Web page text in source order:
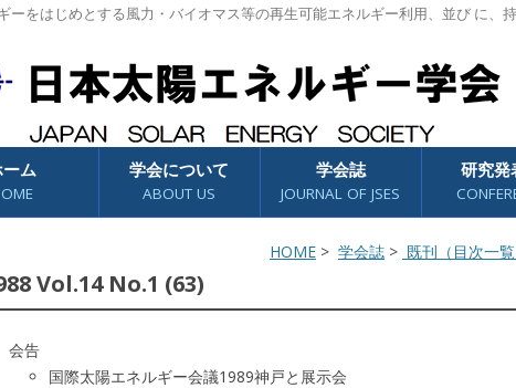
ーをはじめとする風力・バイオマス等の再生可能エネルギー利用、並び に
スキップ
ム 学会について
ABOUT US
学会誌
JOURNAL OF JSES
研究発
HOME > 学会誌 > 既刊（目次一覧
Vol.14 No.1 (63)
会告
国際太陽エネルギー会議1989神戸と展示会